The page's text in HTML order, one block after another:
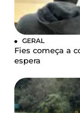
GERAL
Fies começa a
espera